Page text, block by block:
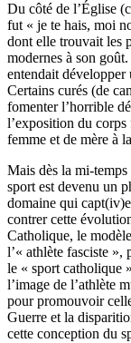
Du côté de l’Église
fut « je te hais, moi
dont elle trouvait les
modernes à son
entendait développer
Certains curés (de
fomenter l’horrible
l’exposition du
femme et de mère à
Mais dès la mi-temps
sport est devenu un
domaine qui
contrer cette
Catholique, le
l’« athlète fasciste »,
le « sport catholique
l’image de l’athlète
pour promouvoir
Guerre et la
cette conception du